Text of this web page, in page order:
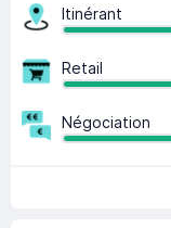
Itinérant
Retail
Négociation